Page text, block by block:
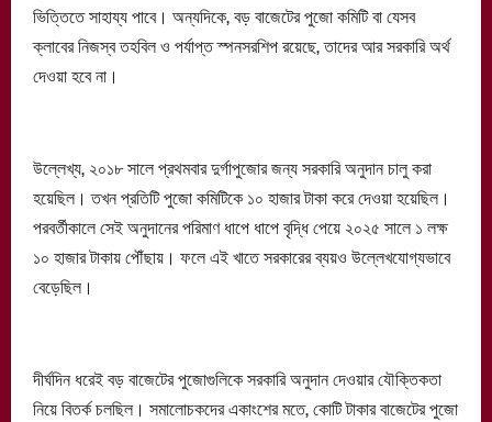
ভিত্তিতে সাহায্য পাবে। অন্যদিকে, বড় বাজেটের পুজো কমিটি বা যেসব
ক্লাবের নিজস্ব তহবিল ও পর্যাপ্ত স্পনসরশিপ রয়েছে, তাদের আর সরকারি অর্থ
দেওয়া হবে না।
উল্লেখ্য, ২০১৮ সালে প্রথমবার দুর্গাপুজোর জন্য সরকারি অনুদান চালু করা
হয়েছিল। তখন প্রতিটি পুজো কমিটিকে ১০ হাজার টাকা করে দেওয়া হয়েছিল।
পরবর্তীকালে সেই অনুদানের পরিমাণ ধাপে ধাপে বৃদ্ধি পেয়ে ২০২৫ সালে ১ লক্ষ
১০ হাজার টাকায় পৌঁছায়। ফলে এই খাতে সরকারের ব্যয়ও উল্লেখযোগ্যভাবে
বেড়েছিল।
দীর্ঘদিন ধরেই বড় বাজেটের পুজোগুলিকে সরকারি অনুদান দেওয়ার যৌক্তিকতা
নিয়ে বিতর্ক চলছিল। সমালোচকদের একাংশের মতে, কোটি টাকার বাজেটের পুজো